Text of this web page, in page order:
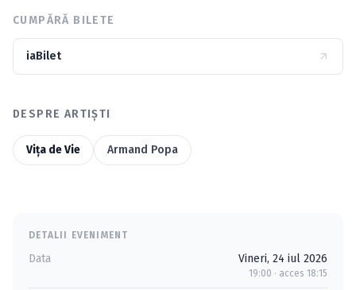
CUMPĂRĂ BILETE
iaBilet
DESPRE ARTIȘTI
Viţa de Vie Armand Popa
DETALII EVENIMENT
Data Vineri, 24 iul 2026
19:00 · acces 18:15